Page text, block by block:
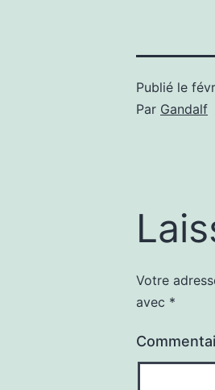
Publié le
Par Gandalf
Votre
avec *